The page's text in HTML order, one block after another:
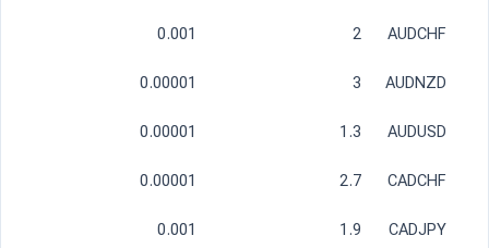
AUDCHF
2
0.001
AUDNZD
3
0.00001
AUDUSD
1.3
0.00001
CADCHF
2.7
0.00001
CADJPY
1.9
0.001